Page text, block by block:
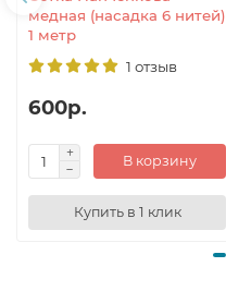
медная (насадка 6 нитей)
1 метр
1 отзыв
600р.
В корзину
Купить в 1 клик